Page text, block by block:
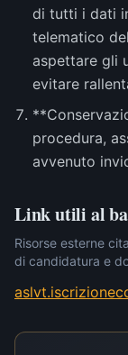
di tutti i dati
telematico
aspettare gli
evitare
procedura,
avvenuto
Link utili al
Risorse esterne
di candidatura e